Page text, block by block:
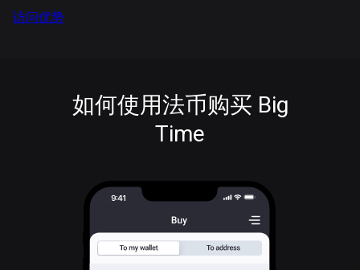
访问优势
如何使用法币购买 Big
Time